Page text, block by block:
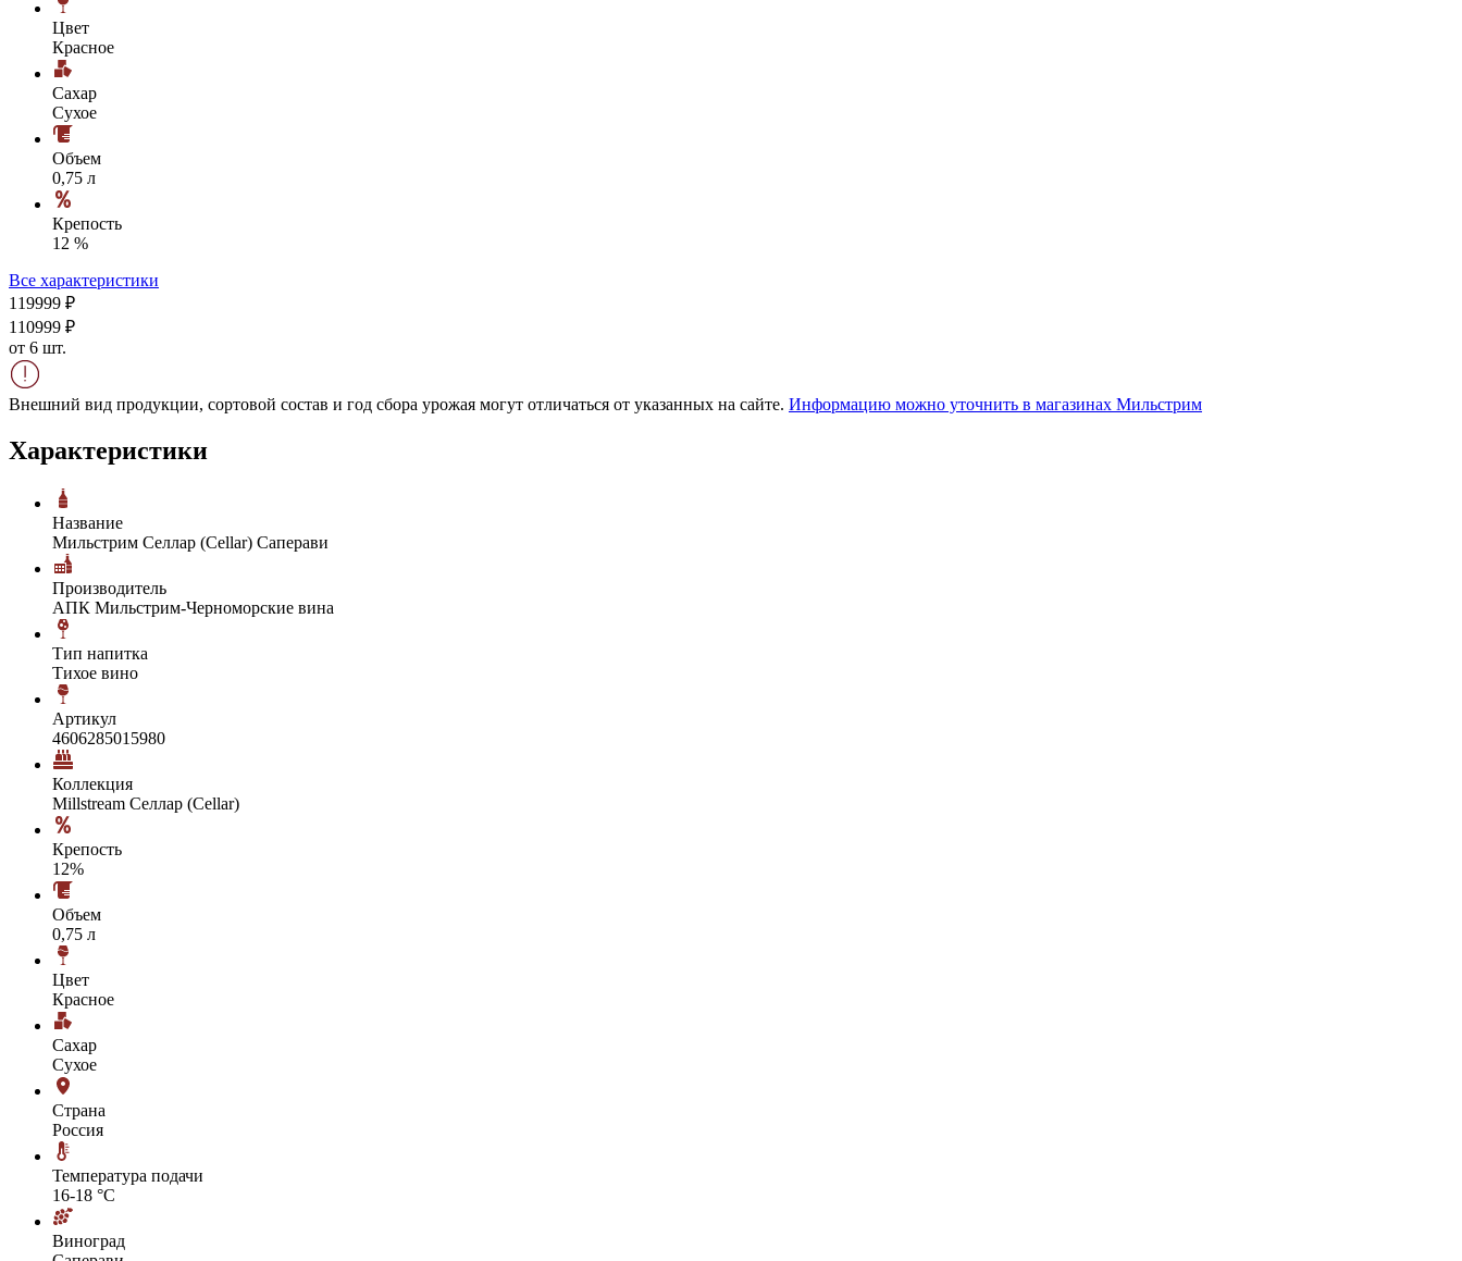
Цвет
Красное
Сахар
Сухое
Объем
0,75 л
Крепость
12 %
Все характеристики
119999 ₽
110999 ₽
от 6 шт.
Внешний вид продукции, сортовой состав и год сбора урожая могут отличаться от указанных на сайте. Информацию можно уточнить в магазинах Мильстрим
Характеристики
Название
Мильстрим Селлар (Cellar) Саперави
Производитель
АПК Мильстрим-Черноморские вина
Тип напитка
Тихое вино
Артикул
4606285015980
Коллекция
Millstream Селлар (Cellar)
Крепость
12%
Объем
0,75 л
Цвет
Красное
Сахар
Сухое
Страна
Россия
Температура подачи
16-18 °С
Виноград